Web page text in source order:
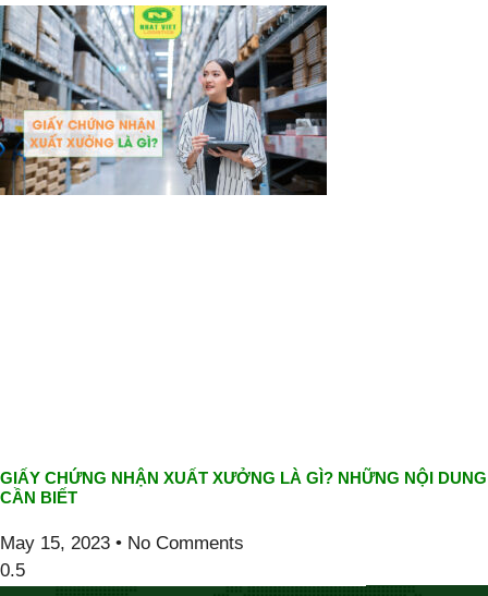
GIẤY CHỨNG NHẬN XUẤT XƯỞNG LÀ GÌ? NHỮNG NỘI DUNG
CẦN BIẾT
May 15, 2023 No Comments